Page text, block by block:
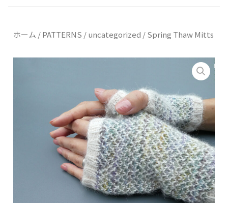
ホーム /PATTERNS /uncategorized / Spring Thaw Mitts